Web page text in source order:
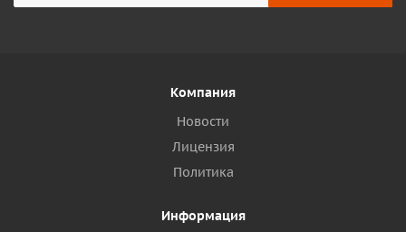
Компания
Новости
Лицензия
Политика
Информация